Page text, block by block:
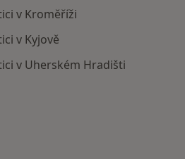
v Kroměříži
v Kyjově
v Uherském Hradišti